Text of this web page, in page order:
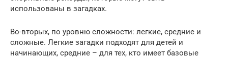
использованы в загадках.
Во-вторых, по уровню сложности: легкие, средние и
сложные. Легкие загадки подходят для детей и
начинающих, средние – для тех, кто имеет базовые